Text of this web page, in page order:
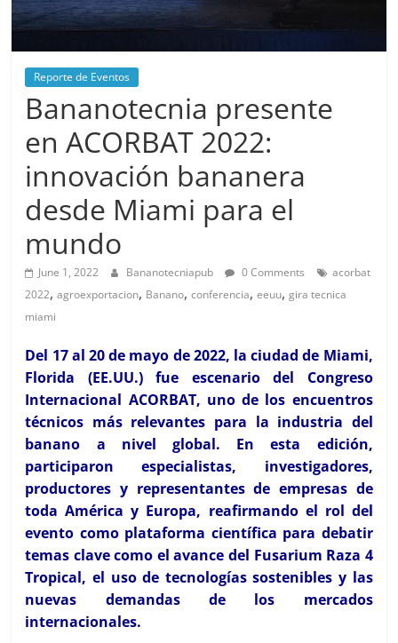
Reporte de Eventos
Bananotecnia presente
en ACORBAT 2022:
innovación bananera
desde Miami para el
mundo
June 1, 2022 Bananotecniapub 0 Comments
acorbat
2022,agroexportacion, Banano,conferencia,eeuu,gira tecnica
miami
Del 17 al 20 de mayo de 2022, la ciudad de Miami,
Florida (EE.UU.) fue escenario del Congreso
Internacional ACORBAT, uno de los encuentros
técnicos más relevantes para la industria del
banano a nivel global. En esta edición,
participaron especialistas, investigadores,
productores y representantes de empresas de
toda América y Europa, reafirmando el rol del
evento como plataforma científica para debatir
temas clave como el avance del Fusarium Raza 4
Tropical, el uso de tecnologías sostenibles y las
nuevas demandas de los mercados
internacionales.